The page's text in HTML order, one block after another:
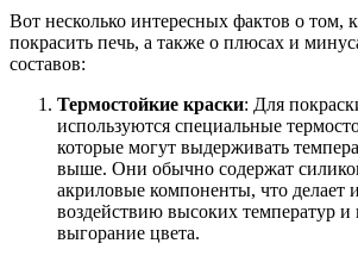
Вот несколько интересных фактов о том,
покрасить печь, а также о плюсах и
составов:
Термостойкие краски: Для
используются специальные
которые могут выдерживать
выше. Они обычно содержат
акриловые компоненты, что делает
воздействию высоких температур и
выгорание цвета.